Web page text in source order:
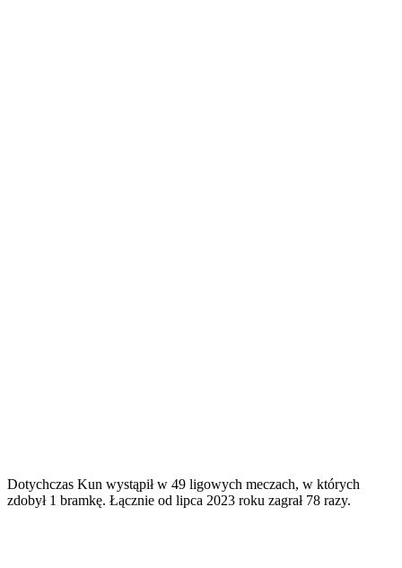
Dotychczas Kun wystąpił w 49 ligowych meczach, w których
zdobył 1 bramkę. Łącznie od lipca 2023 roku zagrał 78 razy.